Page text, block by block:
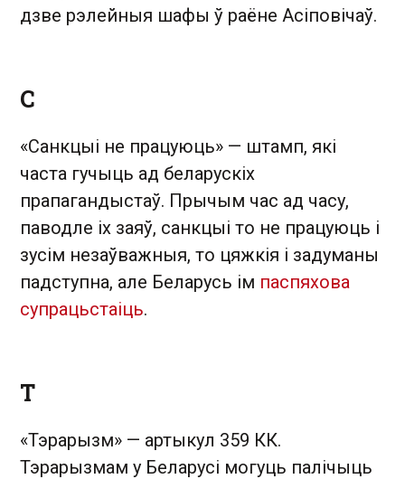
дзве рэлейныя шафы ў раёне Асіповічаў.
С
«Санкцыі не працуюць» — штамп, які
часта гучыць ад беларускіх
прапагандыстаў. Прычым час ад часу,
паводле іх заяў, санкцыі то не працуюць і
зусім незаўважныя, то цяжкія і задуманы
падступна, але Беларусь ім паспяхова
супрацьстаіць.
Т
«Тэрарызм» — артыкул 359 КК.
Тэрарызмам у Беларусі могуць палічыць